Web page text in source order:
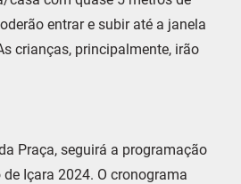
entrar e subir até a janela
crianças, principalmente, irão
Praça, seguirá a programação
Içara 2024. O cronograma